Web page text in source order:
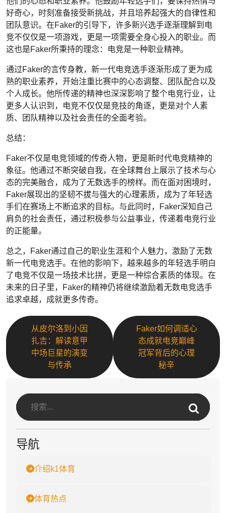
好奇心，时刻准备接受新挑战，并且培养起强大的自律性和
团队意识。在Faker的引导下，许多新兴选手逐渐理解到电
竞不仅仅是一项游戏，更是一项需要全身心投入的职业。而
这也是Faker所秉持的理念：电竞是一种职业精神。
通过Faker的言传身教，新一代电竞选手逐渐形成了更为成
熟的职业素养，开始注重比赛中的心态调整、团队配合以及
个人成长。他所传递的精神也深深影响了整个电竞行业，让
更多人认识到，电竞不仅仅是竞技的角逐，更是对个人素
质、团队精神以及社会责任的全面考验。
总结：
Faker不仅是电竞领域的传奇人物，更是新时代电竞精神的
象征。他通过不断突破自我，在全球舞台上展示了技术与心
态的完美融合，成为了无数选手的榜样。而在面对困境时，
Faker展现出的坚韧不拔与强大的心理素质，成为了年轻选
手们在赛场上不断追求的目标。与此同时，Faker深知自己
肩负的社会责任，通过积极参与公益事业，传递着电竞行业
的正能量。
总之，Faker通过自己的职业生涯和个人魅力，激励了无数
新一代电竞选手。在他的影响下，越来越多的年轻选手明白
了电竞不仅是一场技术比拼，更是一种综合素质的体现。在
未来的日子里，Faker的精神仍将继续激励着无数电竞选手
追求卓越，成就更多传奇。
从皮尔洛到小因
扎吉：解读意甲
中场巨星的演变
与传承
Faker如何调适心
态成就电竞巅峰
冠军背后的心理
秘辛
导航
介绍k1体育
体育热点